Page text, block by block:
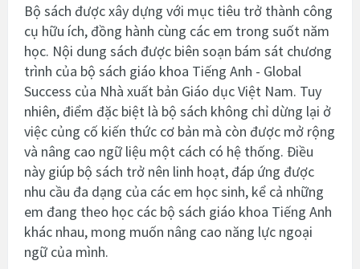
Bộ sách được xây dựng với mục tiêu trở thành công
cụ hữu ích, đồng hành cùng các em trong suốt năm
học. Nội dung sách được biên soạn bám sát chương
trình của bộ sách giáo khoa Tiếng Anh - Global
Success của Nhà xuất bản Giáo dục Việt Nam. Tuy
nhiên, điểm đặc biệt là bộ sách không chỉ dừng lại ở
việc củng cố kiến thức cơ bản mà còn được mở rộng
và nâng cao ngữ liệu một cách có hệ thống. Điều
này giúp bộ sách trở nên linh hoạt, đáp ứng được
nhu cầu đa dạng của các em học sinh, kể cả những
em đang theo học các bộ sách giáo khoa Tiếng Anh
khác nhau, mong muốn nâng cao năng lực ngoại
ngữ của mình.